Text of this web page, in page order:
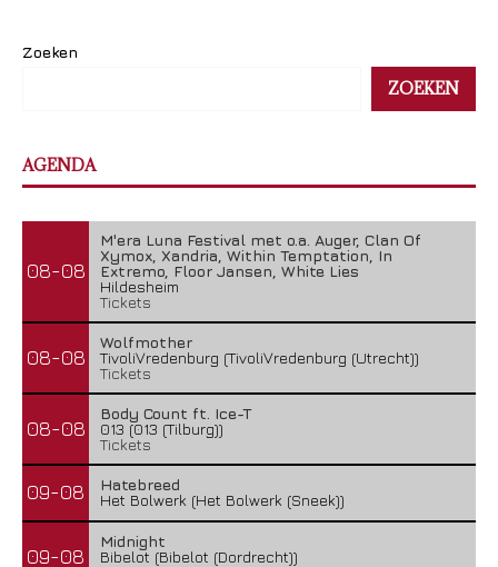
Zoeken
ZOEKEN
AGENDA
08-08
M'era Luna Festival met o.a. Auger, Clan Of
Xymox, Xandria, Within Temptation, In
Extremo, Floor Jansen, White Lies
Hildesheim
Tickets
08-08
Wolfmother
TivoliVredenburg (TivoliVredenburg (Utrecht))
Tickets
08-08
Body Count ft. Ice-T
013 (013 (Tilburg))
Tickets
09-08
Hatebreed
Het Bolwerk (Het Bolwerk (Sneek))
09-08
Midnight
Bibelot (Bibelot (Dordrecht))